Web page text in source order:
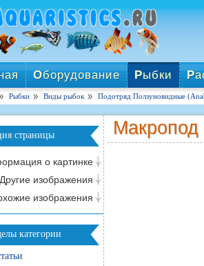
Оборудование Рыбки Р
Рыбки Виды рыбок Подотряд Ползуновидные
страницы
о картинке
Другие изображения
изображения
категории
Макропод